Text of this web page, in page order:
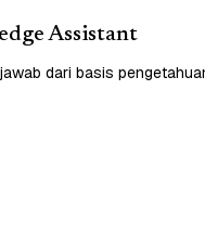
Assistant
dari basis